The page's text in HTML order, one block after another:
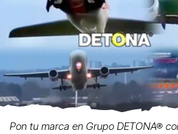
Pon tu marca en Grupo DETONA®